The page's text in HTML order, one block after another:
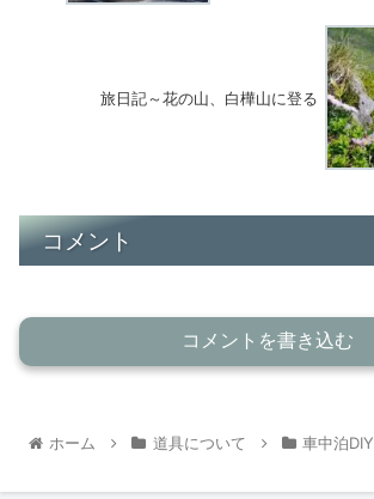
旅日記～花の山、白樺山に登る
コメント
コメントを書き込む
ホーム 道具について 車中泊DIY